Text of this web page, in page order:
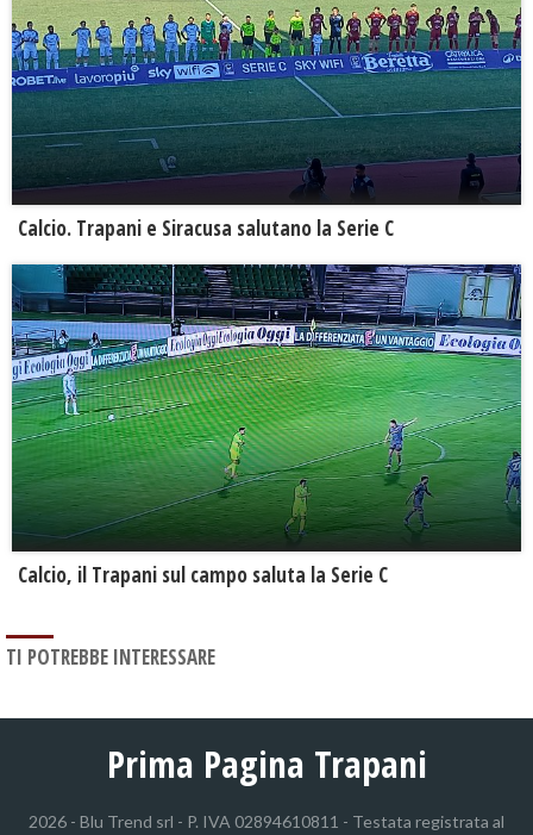
Calcio. Trapani e Siracusa salutano la Serie C
Calcio, il Trapani sul campo saluta la Serie C
TI POTREBBE INTERESSARE
Prima Pagina Trapani
2026 - Blu Trend srl - P. IVA 02894610811 - Testata registrata al